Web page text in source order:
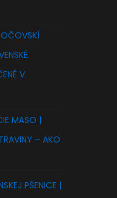
OČOVSKÍ
V
MÄSO |
– AKO
PŠENICE |